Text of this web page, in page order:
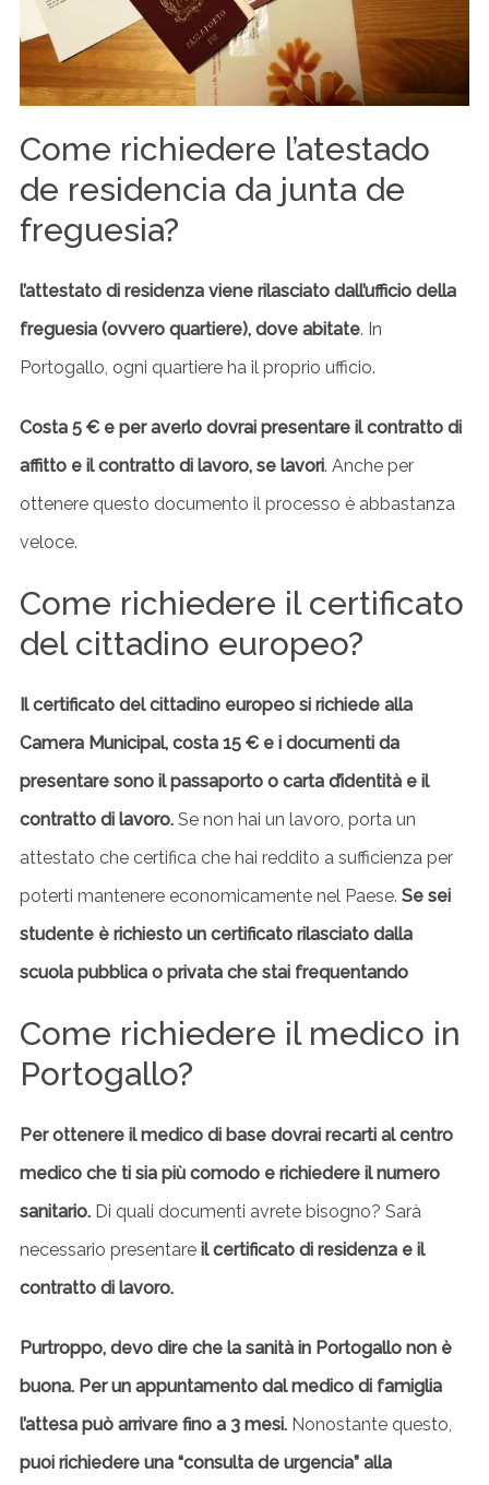
Come richiedere l’atestado
de residencia da junta de
freguesia?
l’attestato di residenza viene rilasciato dall’ufficio della
freguesia (ovvero quartiere), dove abitate. In
Portogallo, ogni quartiere ha il proprio ufficio.
Costa 5 € e per averlo dovrai presentare il contratto di
affitto e il contratto di lavoro, se lavori. Anche per
ottenere questo documento il processo è abbastanza
veloce.
Come richiedere il certificato
del cittadino europeo?
Il certificato del cittadino europeo si richiede alla
Camera Municipal, costa 15 € e i documenti da
presentare sono il passaporto o carta d’identità e il
contratto di lavoro.Se non hai un lavoro, porta un
attestato che certifica che hai reddito a sufficienza per
poterti mantenere economicamente nel Paese. Se sei
studente è richiesto un certificato rilasciato dalla
scuola pubblica o privata che stai frequentando
Come richiedere il medico in
Portogallo?
Per ottenere il medico di base dovrai recarti al centro
medico che ti sia più comodo e richiedere il numero
sanitario.Di quali documenti avrete bisogno? Sarà
necessario presentareil certificato di residenza e il
contratto di lavoro.
Purtroppo, devo dire che la sanità in Portogallo non è
buona. Per un appuntamento dal medico di famiglia
l’attesa può arrivare fino a 3 mesi. Nonostante questo,
puoi richiedere una “consulta de urgencia” alla